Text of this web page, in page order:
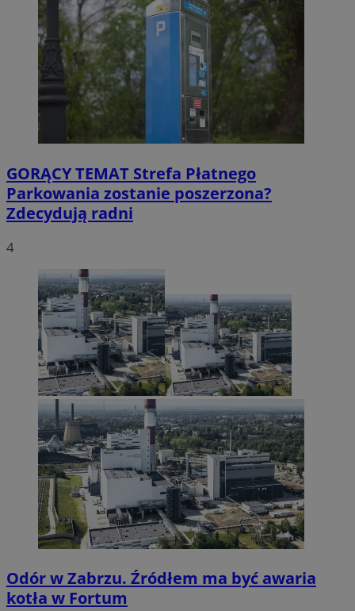
GORĄCY TEMAT Strefa Płatnego
Parkowania zostanie poszerzona?
Zdecydują radni
4
Odór w Zabrzu. Źródłem ma być awaria
kotła w Fortum